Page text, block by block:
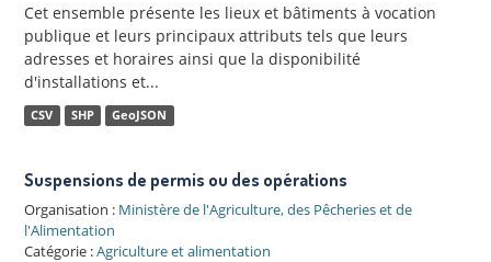
Cet ensemble présente les lieux et bâtiments à vocation
publique et leurs principaux attributs tels que leurs
adresses et horaires ainsi que la disponibilité
d'installations et...
CSV SHP GeoJSON
Suspensions de permis ou des opérations
Organisation : Ministère de l'Agriculture, des Pêcheries et de
l'Alimentation
Catégorie :Agriculture et alimentation